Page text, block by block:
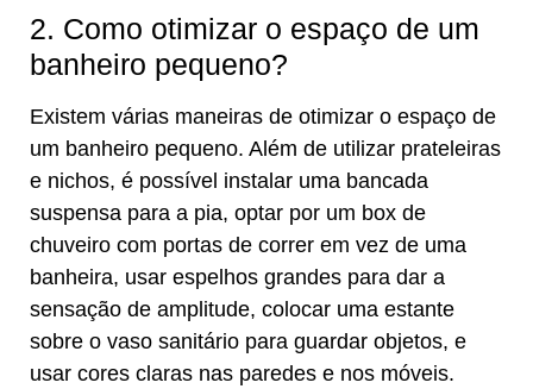
2. Como otimizar o espaço de um
banheiro pequeno?
Existem várias maneiras de otimizar o espaço de
um banheiro pequeno. Além de utilizar prateleiras
e nichos, é possível instalar uma bancada
suspensa para a pia, optar por um box de
chuveiro com portas de correr em vez de uma
banheira, usar espelhos grandes para dar a
sensação de amplitude, colocar uma estante
sobre o vaso sanitário para guardar objetos, e
usar cores claras nas paredes e nos móveis.